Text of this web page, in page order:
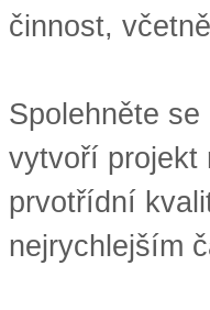
činnost,
Spolehněte
vytvoří projekt
prvotřídní
nejrychlejším